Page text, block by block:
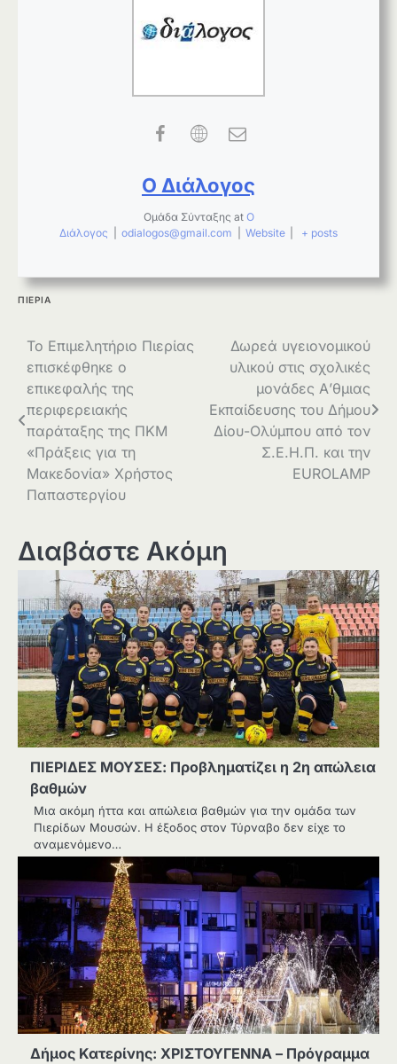
Ο Διάλογος
Ομάδα Σύνταξης at Ο
Διάλογος
odialogos@gmail.com Website + posts
ΠΙΕΡΙΑ
Πλοήγηση
άρθρων
Το Επιμελητήριο Πιερίας
επισκέφθηκε ο
επικεφαλής της
περιφερειακής
παράταξης της ΠΚΜ
«Πράξεις για τη
Μακεδονία» Χρήστος
Παπαστεργίου
Δωρεά υγειονομικού
υλικού στις σχολικές
μονάδες Α’θμιας
Εκπαίδευσης του Δήμου
Δίου-Ολύμπου από τον
Σ.Ε.Η.Π. και την
EUROLAMP
Διαβάστε Ακόμη
ΠΙΕΡΙΔΕΣ ΜΟΥΣΕΣ: Προβληματίζει η 2η απώλεια
βαθμών
Μια ακόμη ήττα και απώλεια βαθμών για την ομάδα των
Πιερίδων Μουσών. Η έξοδος στον Τύρναβο δεν είχε το
αναμενόμενο…
Δήμος Κατερίνης: ΧΡΙΣΤΟΥΓΕΝΝΑ – Πρόγραμμα